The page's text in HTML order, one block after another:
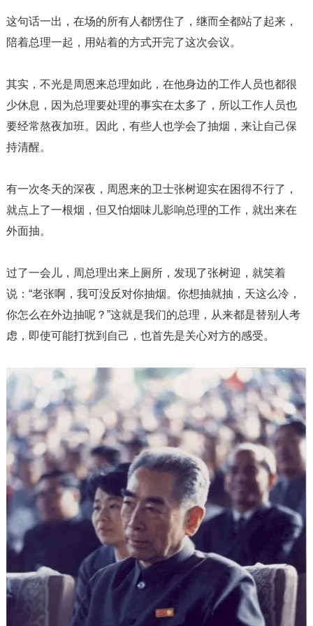
这句话一出，在场的所有人都愣住了，继而全都站了起来，
陪着总理一起，用站着的方式开完了这次会议。
其实，不光是周恩来总理如此，在他身边的工作人员也都很
少休息，因为总理要处理的事实在太多了，所以工作人员也
要经常熬夜加班。因此，有些人也学会了抽烟，来让自己保
持清醒。
有一次冬天的深夜，周恩来的卫士张树迎实在困得不行了，
就点上了一根烟，但又怕烟味儿影响总理的工作，就出来在
外面抽。
过了一会儿，周总理出来上厕所，发现了张树迎，就笑着
说：“老张啊，我可没反对你抽烟。你想抽就抽，天这么冷，
你怎么在外边抽呢？”这就是我们的总理，从来都是替别人考
虑，即使可能打扰到自己，也首先是关心对方的感受。